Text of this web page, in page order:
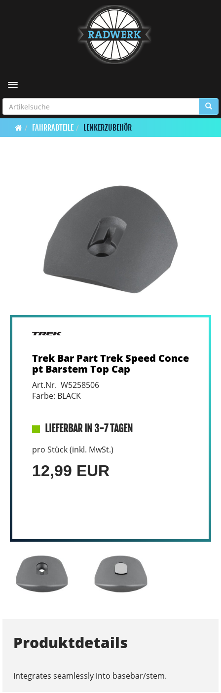
Toggle navigation
FAHRRADTEILE LENKERZUBEHÖR
Trek Bar Part Trek Speed Conce
pt Barstem Top Cap
Art.Nr. W5258506
Farbe: BLACK
LIEFERBAR IN 3-7 TAGEN
pro Stück (inkl. MwSt.)
12,99 EUR
Produktdetails
Integrates seamlessly into basebar/stem.